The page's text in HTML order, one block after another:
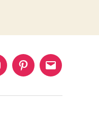
PinterestMurat
Mail